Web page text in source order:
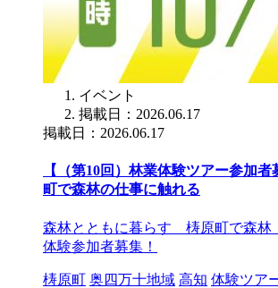
イベント
掲載日：2026.06.17
掲載日：2026.06.17
【（第10回）林業体験ツアー参加
町で森林の仕事に触れる
森林とともに暮らす 梼原町で森
体験参加者募集！
梼原町 奥四万十地域 高知 体験ツア